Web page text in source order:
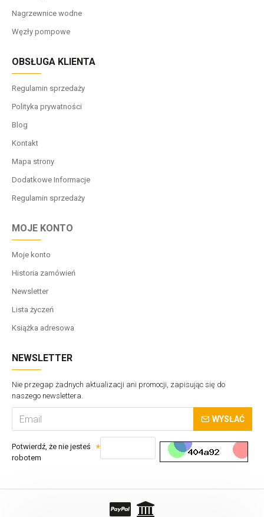
Nagrzewnice wodne
Węzły pompowe
OBSŁUGA KLIENTA
Regulamin sprzedaży
Polityka prywatności
Blog
Kontakt
Mapa strony
Dodatkowe Informacje
Regulamin sprzedaży
MOJE KONTO
Moje konto
Historia zamówień
Newsletter
Lista życzeń
Książka adresowa
NEWSLETTER
Nie przegap żadnych aktualizacji ani promocji, zapisując się do
naszego newslettera.
WYSŁAĆ
Potwierdź, że nie jesteś
robotem